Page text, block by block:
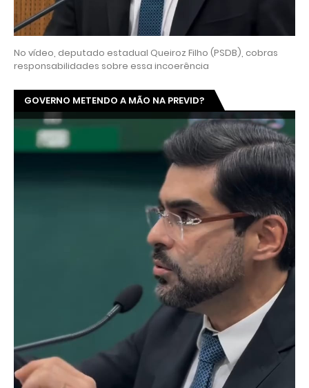
No vídeo, deputado estadual Queiroz Filho (PSDB), cobras
responsabilidades sobre essa incoerência
GOVERNO METENDO A MÃO NA PREVID?